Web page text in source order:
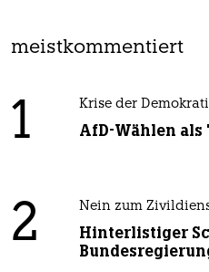
meistkommentiert
1 Krise der
AfD-Wählen
2 Nein zum
Hinterlistiger